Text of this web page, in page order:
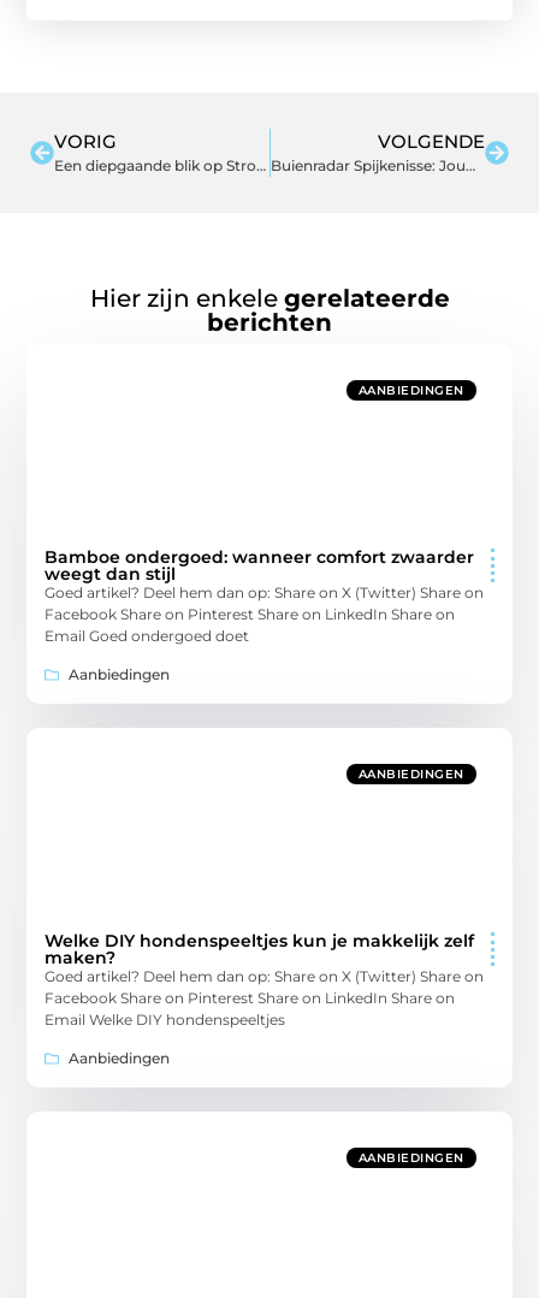
VORIG
Een diepgaande blik op Stroomstoring Spijkenisse
VOLGENDE
Buienradar Spijkenisse: Jouw Ultieme Gids voor Lokaal Weer
Hier zijn enkele gerelateerde
berichten
AANBIEDINGEN
Bamboe ondergoed: wanneer comfort zwaarder
weegt dan stijl
Goed artikel? Deel hem dan op: Share on X (Twitter) Share on
Facebook Share on Pinterest Share on LinkedIn Share on
Email Goed ondergoed doet
Aanbiedingen
AANBIEDINGEN
Welke DIY hondenspeeltjes kun je makkelijk zelf
maken?
Goed artikel? Deel hem dan op: Share on X (Twitter) Share on
Facebook Share on Pinterest Share on LinkedIn Share on
Email Welke DIY hondenspeeltjes
Aanbiedingen
AANBIEDINGEN